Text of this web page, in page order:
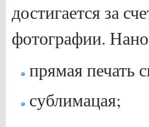
достигается за
фотографии.
прямая печать
сублимацая;